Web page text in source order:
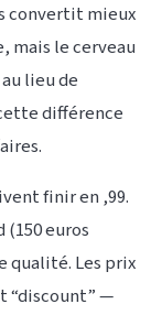
convertit mieux
mais le cerveau
lieu de
différence
finir en ,99.
euros
qualité. Les prix
“discount” —